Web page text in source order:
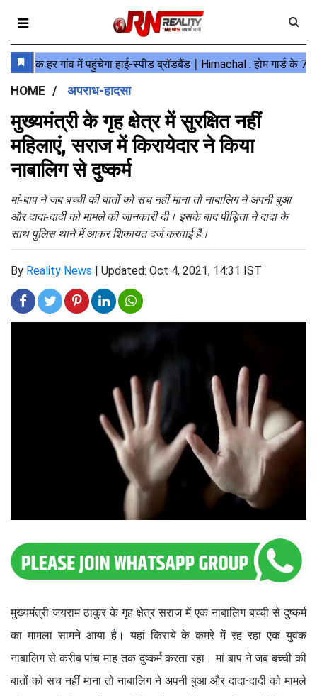
HOME अपराध-हादसा
मुख्यमंत्री के गृह क्षेत्र में सुरक्षित नहीं
महिलाएं, सराज में किरायेदार ने किया
नाबालिग से दुष्कर्म
मां-बाप ने जब बच्ची की बातों को सच नहीं माना तो नाबालिग ने अपनी बुआ
और दादा-दादी को मामले की जानकारी दी। इसके बाद पीड़िता ने दादा के
साथ पुलिस थाने में आकर शिकायत दर्ज करवाई है।
By Reality News | Updated: Oct 4, 2021, 14:31 IST
मुख्यमंत्री जयराम ठाकुर के गृह क्षेत्र सराज में एक नाबालिग बच्ची से दुष्कर्म
का मामला सामने आया है। यहां किराये के कमरे में रह रहा एक युवक
नाबालिग से करीब पांच माह तक दुष्कर्म करता रहा। मां-बाप ने जब बच्ची की
बातों को सच नहीं माना तो नाबालिग ने अपनी बुआ और दादा-दादी को मामले